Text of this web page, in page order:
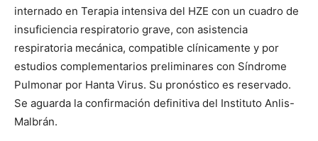
internado en Terapia intensiva del HZE con un cuadro de
insuficiencia respiratorio grave, con asistencia
respiratoria mecánica, compatible clínicamente y por
estudios complementarios preliminares con Síndrome
Pulmonar por Hanta Virus. Su pronóstico es reservado.
Se aguarda la confirmación definitiva del Instituto Anlis-
Malbrán.